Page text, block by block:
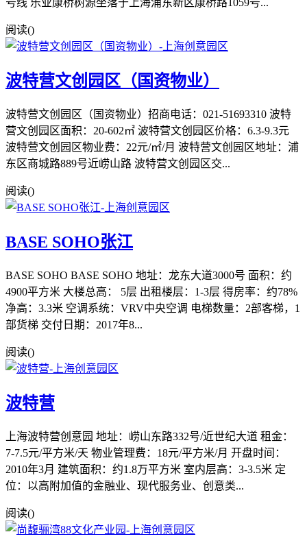
号线 乐业康桥树源坐落于上海浦东新区康桥路1059号...
阅读()
波特营文创园区（国资物业）
波特营文创园区（国资物业）招商电话：021-51693310 波特
营文创园区面积：20-602㎡ 波特营文创园区价格：6.3-9.3元
波特营文创园区物业费：22元/㎡/月 波特营文创园区地址：浦
东区商城路889号近崂山路 波特营文创园区交...
阅读()
BASE SOHO张江
BASE SOHO BASE SOHO 地址：龙东大道3000号 面积：约
4900平方米 大楼总高： 5层 出租楼层：1-3层 得房率：约78%
净高：3.3米 空调系统：VRV中央空调 电梯数量：2部客梯，1
部货梯 交付日期：2017年8...
阅读()
波特营
上海波特营创意园 地址：崂山东路332号/近世纪大道 租金：
7-7.5元/平方米/天 物业管理费：18元/平方米/月 开盘时间：
2010年3月 建筑面积：约1.8万平方米 室内层高：3-3.5米 定
位：以高附加值的金融业、现代服务业、创意类...
阅读()